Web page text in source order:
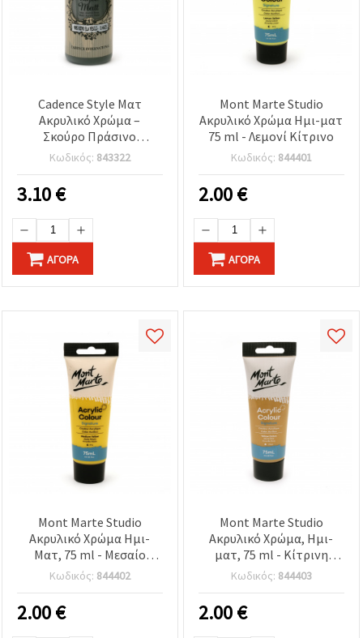
Cadence Style Ματ
Ακρυλικό Χρώμα –
Σκούρο Πράσινο
Φουντουκί (Hazel Green)
9053, 120 ml | Μη Τοξικό,
Γρήγορο Στέγνωμα, Ματ
Φινίρισμα | Ακρυλικό
Πολλαπλών Επιφανειών
για Χειροτεχνίες &
Κατασκευές σε Καμβά,
Ξύλο, Χαρτί, Ύφασμα
Κωδικός: 843322
3.10€
ΑΓΟΡΆ
Mont Marte Studio
Ακρυλικό Χρώμα Ημι-ματ
75 ml - Λεμονί Κίτρινο
Κωδικός: 844401
2.00€
ΑΓΟΡΆ
Mont Marte Studio
Ακρυλικό Χρώμα Ημι-
Ματ, 75 ml - Μεσαίο
Κίτρινο
Κωδικός: 844402
2.00€
Mont Marte Studio
Ακρυλικό Χρώμα, Ημι-
ματ, 75 ml - Κίτρινη
Ώχρα
Κωδικός: 844403
2.00€